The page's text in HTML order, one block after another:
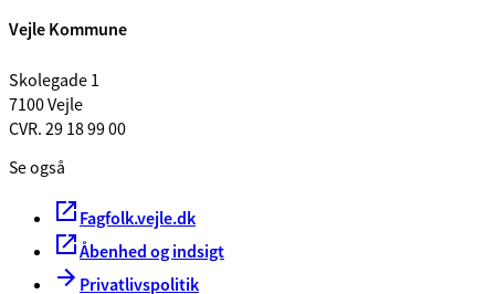
Vejle Kommune
Skolegade 1
7100 Vejle
CVR. 29 18 99 00
Se også
Fagfolk.vejle.dk
Åbenhed og indsigt
Privatlivspolitik